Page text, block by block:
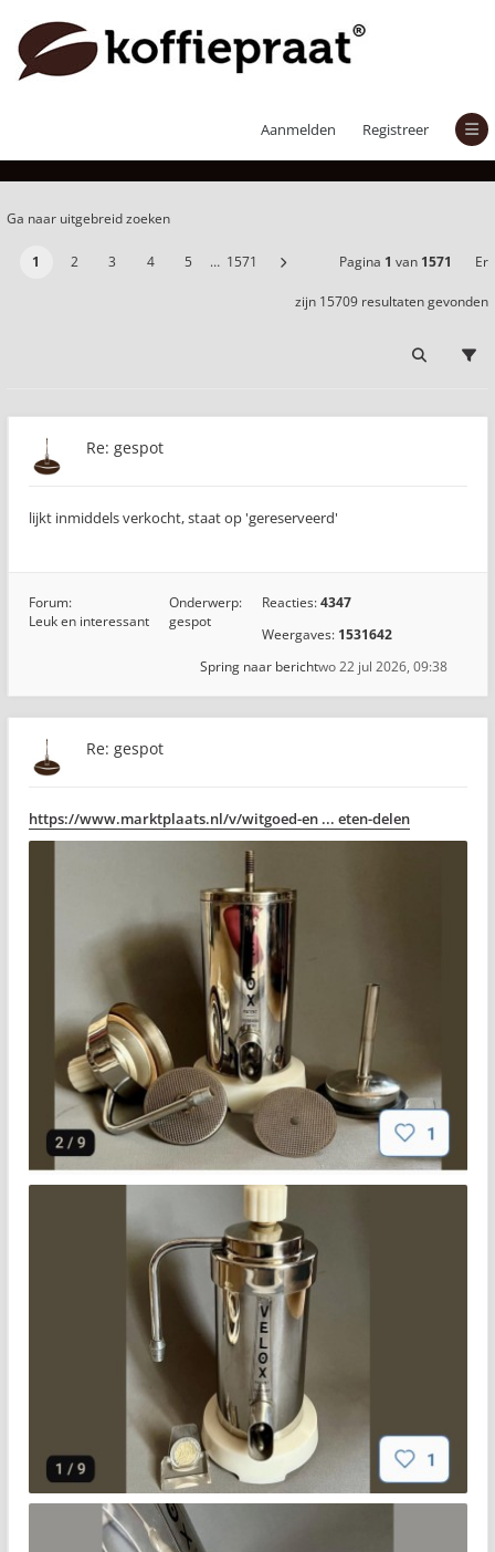
Aanmelden Registreer
Er zijn 15709 resultaten gevonden
Ga naar uitgebreid zoeken
1 2 3 4 5 … 1571 Pagina 1 van 1571 Er
zijn 15709 resultaten gevonden
Re: gespot
lijkt inmiddels verkocht, staat op 'gereserveerd'
Forum:
Leuk en interessant
Onderwerp:
gespot
Reacties:4347
Weergaves: 1531642
wo 22 jul 2026, 09:38
Spring naar bericht
Re: gespot
https://www.marktplaats.nl/v/witgoed-en ... eten-delen